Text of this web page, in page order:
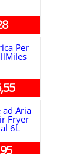
Per
ad Aria
Fryer
6L